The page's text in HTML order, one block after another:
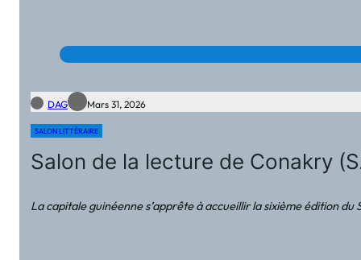
DAG Mars 31, 2026
SALON LITTÉRAIRE
Salon de la lecture de Conakry
La capitale guinéenne s’apprête à accueillir la sixième édition